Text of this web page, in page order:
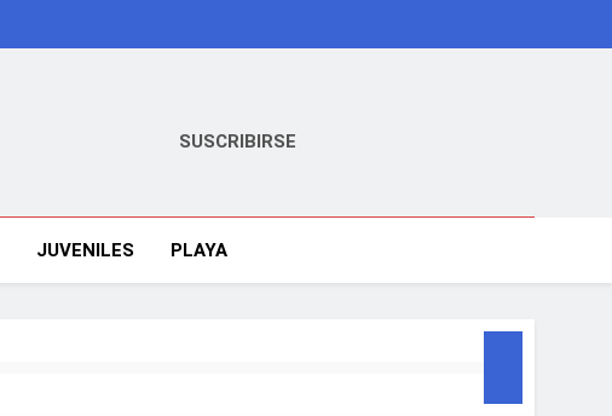
SUSCRIBIRSE
JUVENILES PLAYA